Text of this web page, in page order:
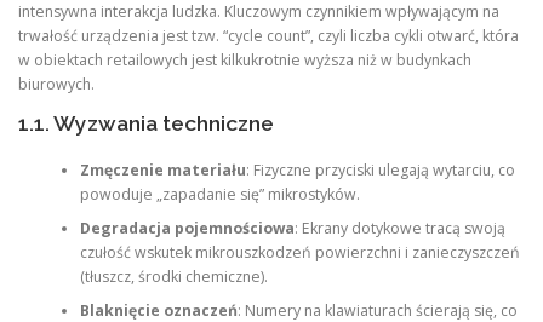
intensywna interakcja ludzka. Kluczowym czynnikiem wpływającym na
trwałość urządzenia jest tzw. “cycle count”, czyli liczba cykli otwarć, która
w obiektach retailowych jest kilkukrotnie wyższa niż w budynkach
biurowych.
1.1. Wyzwania techniczne
Zmęczenie materiału: Fizyczne przyciski ulegają wytarciu, co
powoduje „zapadanie się” mikrostyków.
Degradacja pojemnościowa: Ekrany dotykowe tracą swoją
czułość wskutek mikrouszkodzeń powierzchni i zanieczyszczeń
(tłuszcz, środki chemiczne).
Blaknięcie oznaczeń: Numery na klawiaturach ścierają się, co